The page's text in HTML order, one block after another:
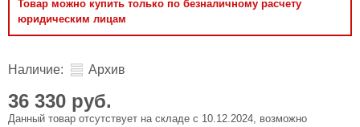
Товар можно купить только по безналичному расчету
юридическим лицам
Наличие: Архив
36 330 руб.
Данный товар отсутствует на складе с 10.12.2024, возможно